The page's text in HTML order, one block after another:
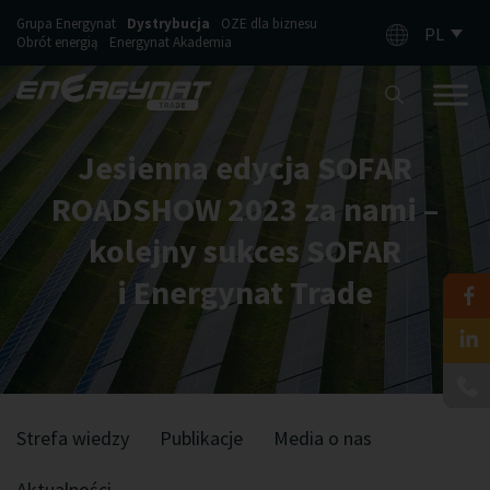
Grupa Energynat Dystrybucja
OZE dla biznesu
Obrót energią
Energynat Akademia PL
Jesienna edycja SOFAR
ROADSHOW 2023 za nami –
kolejny sukces SOFAR
i Energynat Trade
Strefa wiedzy Publikacje Media o nas